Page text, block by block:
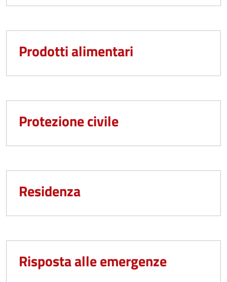
Prodotti alimentari
Protezione civile
Residenza
Risposta alle emergenze